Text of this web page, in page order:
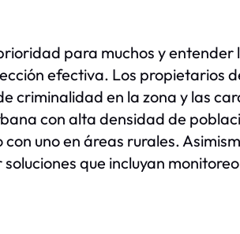
para muchos y
efectiva. Los propietarios
criminalidad en la zona y las
con alta densidad de
uno en áreas rurales.
que incluyan